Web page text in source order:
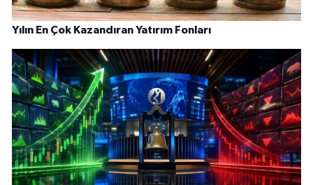
Yılın En Çok Kazandıran Yatırım Fonları